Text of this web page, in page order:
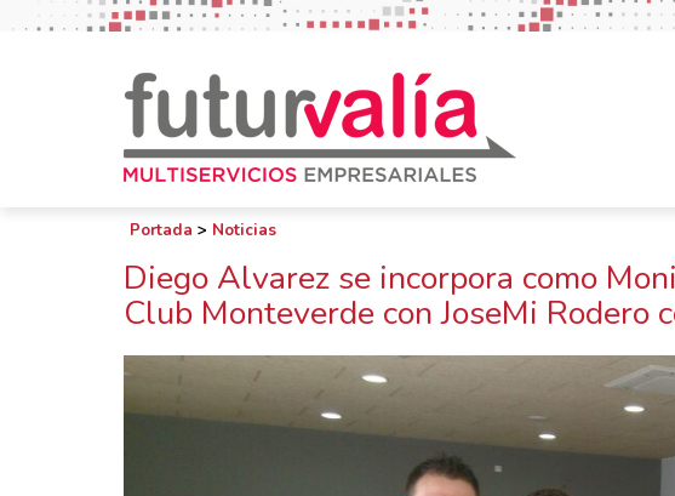
Portada > Noticias
Diego Alvarez se incorpora como
Club Monteverde con JoseMi Rodero